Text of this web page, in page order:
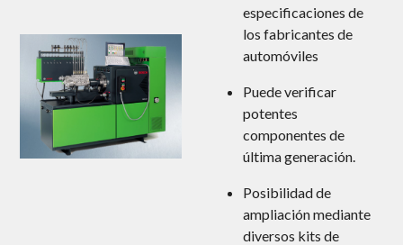
especificaciones de
los fabricantes de
automóviles
Puede verificar
potentes
componentes de
última generación.
Posibilidad de
ampliación mediante
diversos kits de